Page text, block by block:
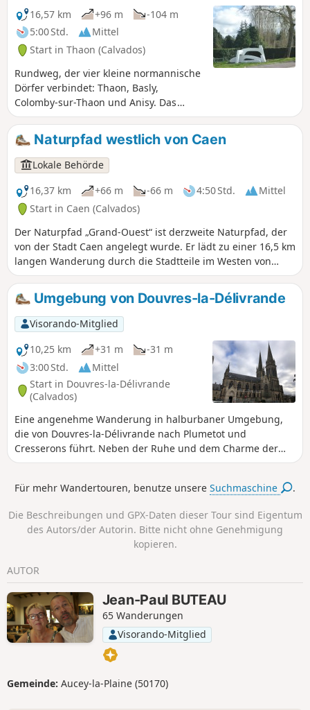
16,57 km
+96 m
-104 m
5:00 Std.
Mittel
Start in Thaon (Calvados)
Rundweg, der vier kleine normannische
Dörfer verbindet: Thaon, Basly,
Colomby-sur-Thaon und Anisy. Das
Interessante an diesem Rundweg ist vor
allem, dass man die Skulpturen von
Serge Saint sehen kann, die an diesen
Orten aufgestellt sind. Einige Abschnitte
in der Ebene können lang erscheinen.
Naturpfad westlich von Caen
Lokale Behörde
16,37 km
+66 m -66 m 4:50 Std.
Mittel
Start in Caen (Calvados)
Der Naturpfad „Grand-Ouest“ ist derzweite Naturpfad, der
von der Stadt Caen angelegt wurde. Er lädt zu einer 16,5 km
langen Wanderung durch die Stadtteile im Westen von
Caen ein, von der Prairie bis zur Abbaye d’Ardennes und
zurück über den Cours Napoléon. Informationstafeln
säumen die Strecke und vermitteln Wissenswertes über das
bauliche und pflanzliche Erbe der Stadt Caen. Die Strecke
bildet eine Rundwanderung und kann in beliebiger
Richtung zurückgelegt werden.
Umgebung von Douvres-la-Délivrande
Visorando-Mitglied
10,25 km
+31 m
-31 m
3:00 Std.
Mittel
Start in Douvres-la-Délivrande
(Calvados)
Eine angenehme Wanderung in halburbaner Umgebung,
die von Douvres-la-Délivrande nach Plumetot und
Cresserons führt. Neben der Ruhe und dem Charme der
umliegenden Landschaft entdecken Sie ein reiches und
Soldatenfriedhof und die Basilika Notre-Dame-de-la-
Für mehr Wandertouren, benutze unsereSuchmaschine .
Die Beschreibungen und GPX-Daten dieser Tour sind Eigentum
des Autors/der Autorin. Bitte nicht ohne Genehmigung
kopieren.
AUTOR
Jean-Paul BUTEAU
65 Wanderungen
Visorando-Mitglied
Gemeinde: Aucey-la-Plaine (50170)